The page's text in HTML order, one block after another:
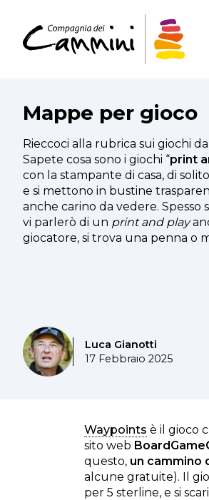
Mappe per gioco
Rieccoci alla rubrica sui giochi
Sapete cosa sono i giochi “print
con la stampante di casa, di
e si mettono in bustine
anche carino da vedere. Spesso
vi parlerò di un print and play
giocatore, si trova una penna o
Luca Gianotti
17 Febbraio 2025
Waypoints è il gioco
sito web
questo, un cammino
alcune gratuite). Il
per 5 sterline, e si